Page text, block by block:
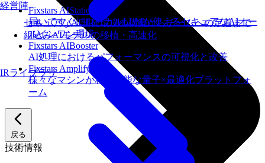
Fixstars AIStation
届いてすぐにローカルLLMが使えるセキュアなAIオー
ルインワン環境
Fixstars AIBooster
AI処理におけるパフォーマンスの可視化と改善
Fixstars Amplify
様々なマシンが利用可能な量子×最適化プラットフォ
ーム
戻る
技術情報
経営陣
セキュアなAI開発環境の構築からチームへの定着まで
組込みAIモデルの移植・高速化
IRライブラリ